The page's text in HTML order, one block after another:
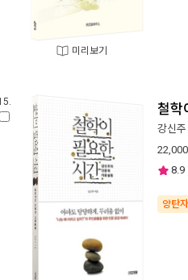
미리보기
철학
강신주
22,000
8.9
양탄